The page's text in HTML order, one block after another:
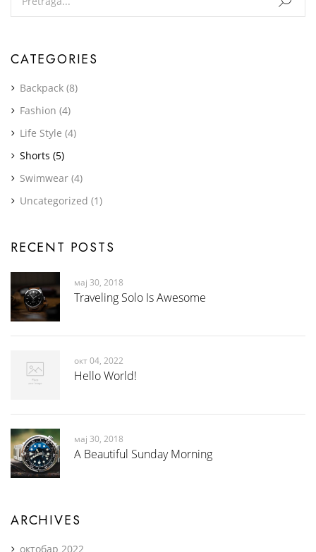
CATEGORIES
Backpack (8)
Fashion (4)
Life Style (4)
Shorts (5)
Swimwear (4)
Uncategorized (1)
RECENT POSTS
мај 30, 2018
Traveling Solo Is Awesome
окт 04, 2022
Hello World!
мај 30, 2018
A Beautiful Sunday Morning
ARCHIVES
октобар 2022